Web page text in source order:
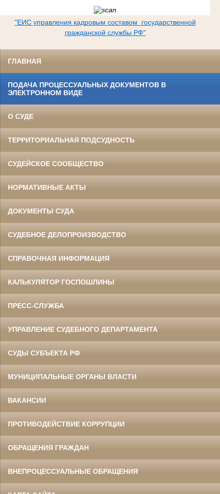
"ЕИС управления кадровым составом государственной
гражданской службы РФ"
ГЛАВНАЯ
ПОДАЧА ПРОЦЕССУАЛЬНЫХ ДОКУМЕНТОВ В
ЭЛЕКТРОННОМ ВИДЕ
О СУДЕ
ТЕРРИТОРИАЛЬНАЯ ПОДСУДНОСТЬ
СУДЕЙСКОЕ СООБЩЕСТВО
НОРМАТИВНЫЕ АКТЫ
ДОКУМЕНТЫ СУДА
СУДЕБНОЕ ДЕЛОПРОИЗВОДСТВО
СПРАВОЧНАЯ ИНФОРМАЦИЯ
КАЛЬКУЛЯТОР ГОСПОШЛИНЫ
ПРЕСС-СЛУЖБА
УПРАВЛЕНИЕ СУДЕБНОГО ДЕПАРТАМЕНТА
СУДЫ СУБЪЕКТА РФ
МУНИЦИПАЛЬНЫЕ ОРГАНЫ ВЛАСТИ
ВАКАНСИИ
ПРОТИВОДЕЙСТВИЕ КОРРУПЦИИ
ОБРАЩЕНИЯ ГРАЖДАН
ВНЕПРОЦЕССУАЛЬНЫЕ ОБРАЩЕНИЯ